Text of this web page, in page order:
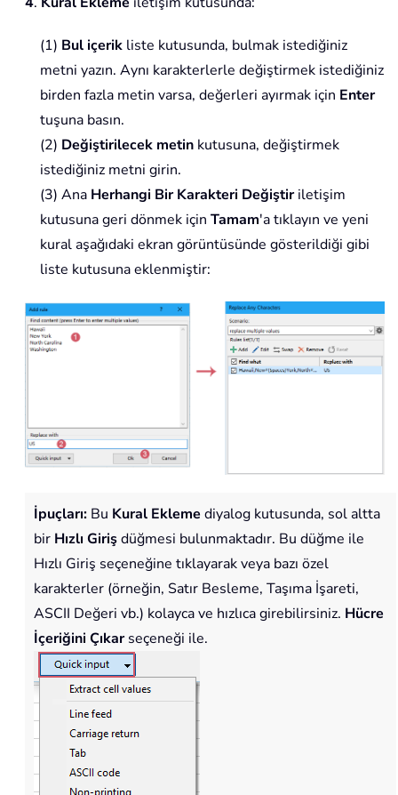
(1) Bul içerik liste kutusunda, bulmak istediğiniz
metni yazın. Aynı karakterlerle değiştirmek istediğiniz
birden fazla metin varsa, değerleri ayırmak için Enter
tuşuna basın.
(2) Değiştirilecek metin kutusuna, değiştirmek
istediğiniz metni girin.
(3) Ana Herhangi Bir Karakteri Değiştiriletişim
kutusuna geri dönmek için Tamam'a tıklayın ve yeni
kural aşağıdaki ekran görüntüsünde gösterildiği gibi
liste kutusuna eklenmiştir:
İpuçları: Bu Kural Ekleme diyalog kutusunda, sol altta
bir Hızlı Girişdüğmesi bulunmaktadır. Bu düğme ile
Hızlı Giriş seçeneğine tıklayarak veya bazı özel
karakterler (örneğin, Satır Besleme, Taşıma İşareti,
ASCII Değeri vb.) kolayca ve hızlıca girebilirsiniz. Hücre
İçeriğini Çıkarseçeneği ile.